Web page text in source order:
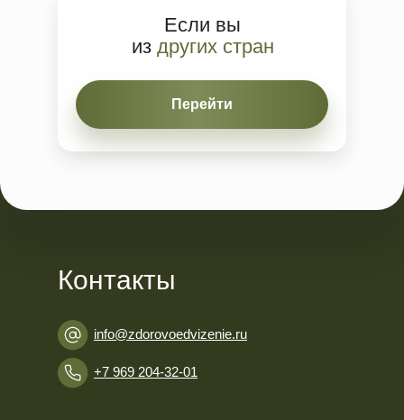
Если вы
из других стран
Перейти
Контакты
+7 969 204-32-01
info@zdorovoedvizenie.ru